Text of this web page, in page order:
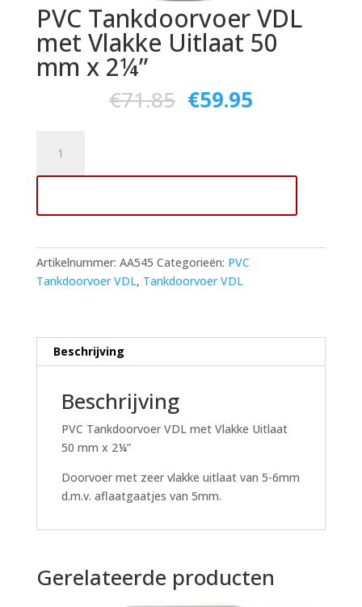
PVC Tankdoorvoer VDL
met Vlakke Uitlaat 50
mm x 2¼”
€71.85 €59.95
Tankdoorvoer
VDL
Vlakke
50
mm
x
Artikelnummer: AA545 Categorieën: PVC
Tankdoorvoer VDL, Tankdoorvoer VDL
Beschrijving
Beschrijving
PVC Tankdoorvoer VDL met Vlakke Uitlaat
50 mm x 2¼”
Doorvoer met zeer vlakke uitlaat van 5-6mm
d.m.v. aflaatgaatjes van 5mm.
Gerelateerde producten